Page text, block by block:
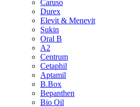
Caruso
Durex
Elevit & Menevit
Sukin
Oral B
A2
Centrum
Cetaphil
Aptamil
B.Box
Bepanthen
Bio Oil